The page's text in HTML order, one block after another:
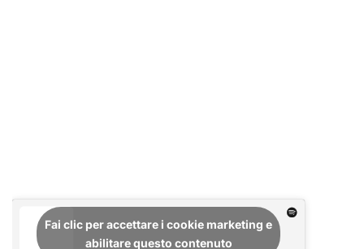
Fai clic per accettare i cookie marketing e
abilitare questo contenuto